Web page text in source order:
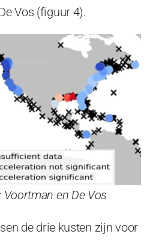
Vos (figuur 4).
en De Vos
de drie kusten zijn voor